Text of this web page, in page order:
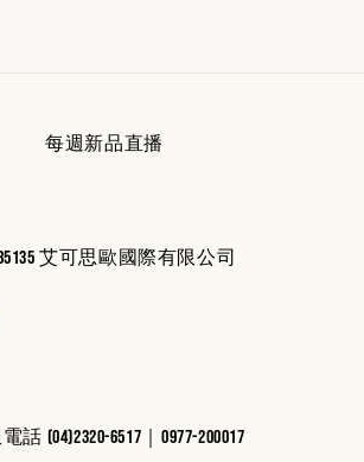
每週新品直播
艾可思歐國際有限公司
話 (04)2320-6517｜0977-200017